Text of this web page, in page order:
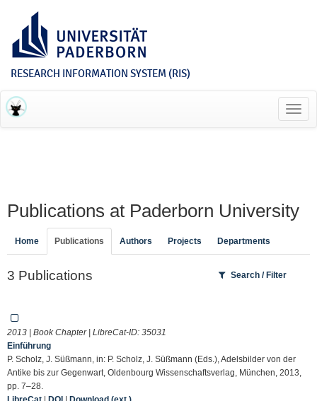
RESEARCH INFORMATION SYSTEM (RIS)
Publications at Paderborn University
Home Publications Authors Projects Departments
3 Publications Search / Filter
2013 | Book Chapter | LibreCat-ID: 35031
Einführung
P. Scholz, J. Süßmann, in: P. Scholz, J. Süßmann (Eds.), Adelsbilder von der
Antike bis zur Gegenwart, Oldenbourg Wissenschaftsverlag, München, 2013,
pp. 7–28.